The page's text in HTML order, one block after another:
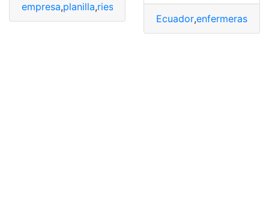
empresa,planilla,riesgos sueldo,Trabajo
Ecuador,enfermeras